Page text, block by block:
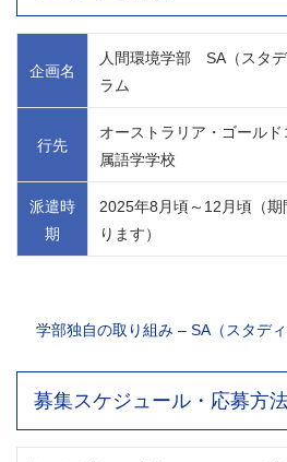
企画名
人間環境学部 SA（スタ
ラム
行先
オーストラリア・ゴール
属語学学校
派遣時
期
2025年8月頃～12月頃（
ります）
学部独自の取り組み – SA（スタデ
募集スケジュール・応募方